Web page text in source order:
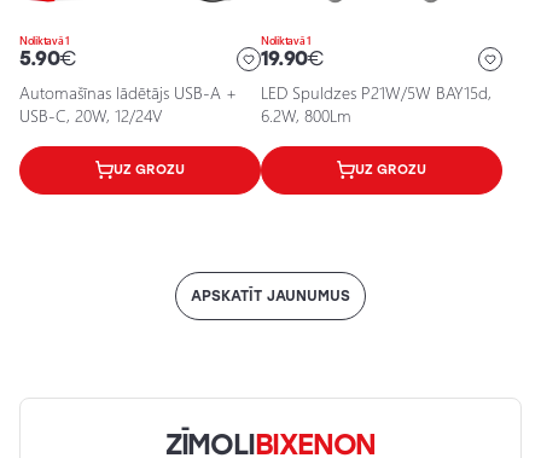
Noliktavā 1
5.90€
Automašīnas lādētājs USB-A +
USB-C, 20W, 12/24V
UZ GROZU
Noliktavā 1
19.90€
LED Spuldzes P21W/5W BAY15d,
6.2W, 800Lm
UZ GROZU
APSKATĪT JAUNUMUS
ZĪMOLIBIXENON